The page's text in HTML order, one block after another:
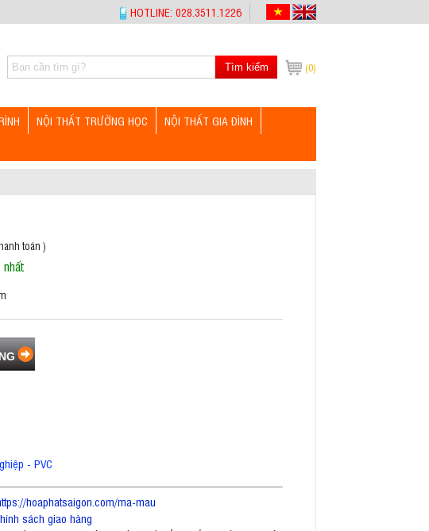
HOTLINE: 028.3511.1226
(0)
Tìm kiếm
NỘI THẤT TRƯỜNG HỌC
NỘI THẤT GIA ĐÌNH
toán )
- PVC
hoaphatsaigon.com/ma-mau
sách giao hàng